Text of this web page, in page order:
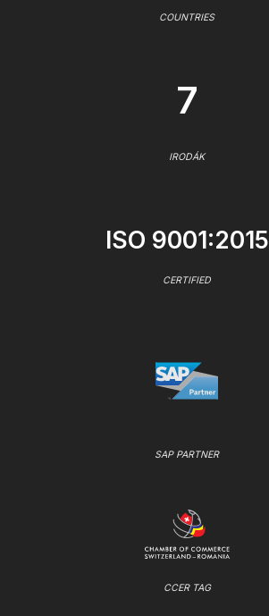
COUNTRIES
7
IRODÁK
ISO 9001:2015
CERTIFIED
SAP PARTNER
CCER TAG